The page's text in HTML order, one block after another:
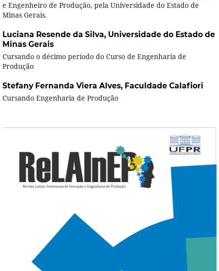
e Engenheiro de Produção, pela Universidade do Estado de
Minas Gerais.
Luciana Resende da Silva, Universidade do Estado de
Minas Gerais
Cursando o décimo período do Curso de Engenharia de
Produção
Stefany Fernanda Viera Alves, Faculdade Calafiori
Cursando Engenharia de Produção